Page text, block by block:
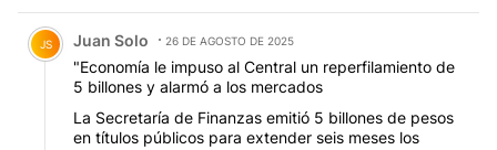
Comentario de Juan Solo.
JS Juan Solo 26 DE AGOSTO DE 2025
"Economía le impuso al Central un reperfilamiento de
5 billones y alarmó a los mercados
La Secretaría de Finanzas emitió 5 billones de pesos
en títulos públicos para extender seis meses los